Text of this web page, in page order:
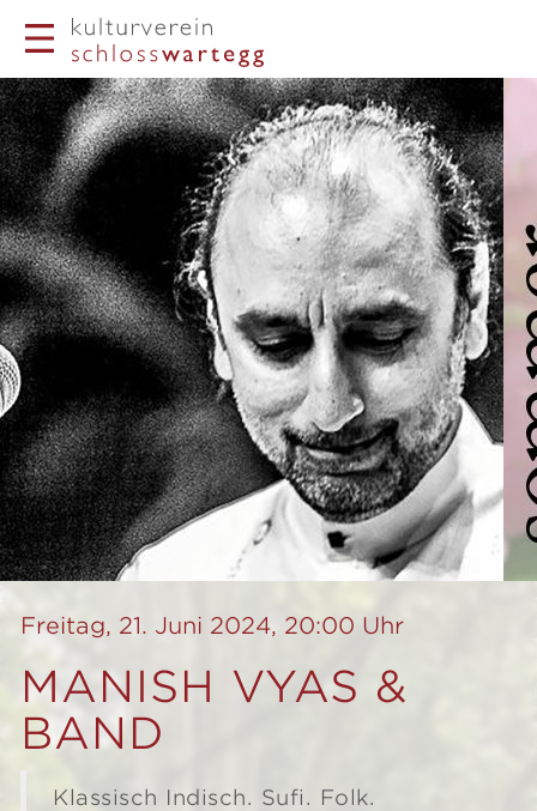
Freitag, 21. Juni 2024, 20:00 Uhr
MANISH VYAS &
BAND
Klassisch Indisch. Sufi. Folk.